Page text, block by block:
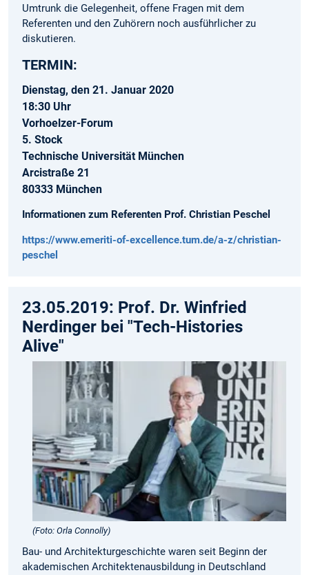
Umtrunk die Gelegenheit, offene Fragen mit dem
Referenten und den Zuhörern noch ausführlicher zu
diskutieren.
TERMIN:
Dienstag, den 21. Januar 2020
18:30 Uhr
Vorhoelzer-Forum
5. Stock
Technische Universität München
Arcistraße 21
80333 München
Informationen zum Referenten Prof. Christian Peschel
https://www.emeriti-of-excellence.tum.de/a-z/christian-
peschel
23.05.2019: Prof. Dr. Winfried
Nerdinger bei "Tech-Histories
Alive"
(Foto: Orla Connolly)
Bau- und Architekturgeschichte waren seit Beginn der
akademischen Architektenausbildung in Deutschland